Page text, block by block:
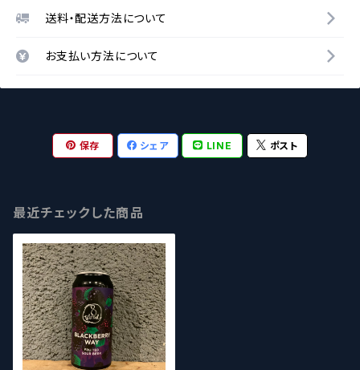
送料・配送方法について
お支払い方法について
保存 シェア LINE ポスト
最近チェックした商品